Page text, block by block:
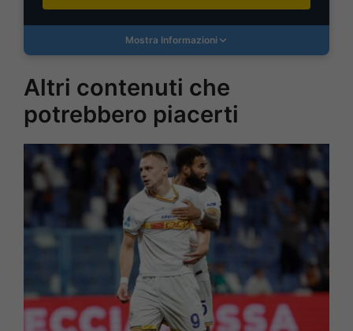
Mostra Informazioni
Altri contenuti che
potrebbero piacerti